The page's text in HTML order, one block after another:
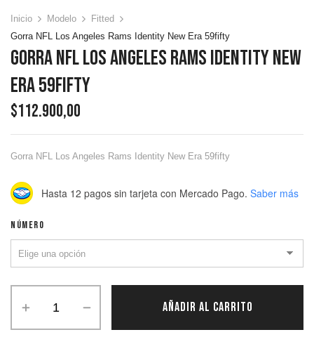
Inicio Modelo
Fitted
Gorra NFL Los Angeles Rams Identity New Era 59fifty
Gorra NFL Los Angeles Rams Identity New
Era 59fifty
$112.900,00
Gorra NFL Los Angeles Rams Identity New Era 59fifty
Hasta 12 pagos sin tarjeta con Mercado Pago. Saber más
NÚMERO
AÑADIR AL CARRITO